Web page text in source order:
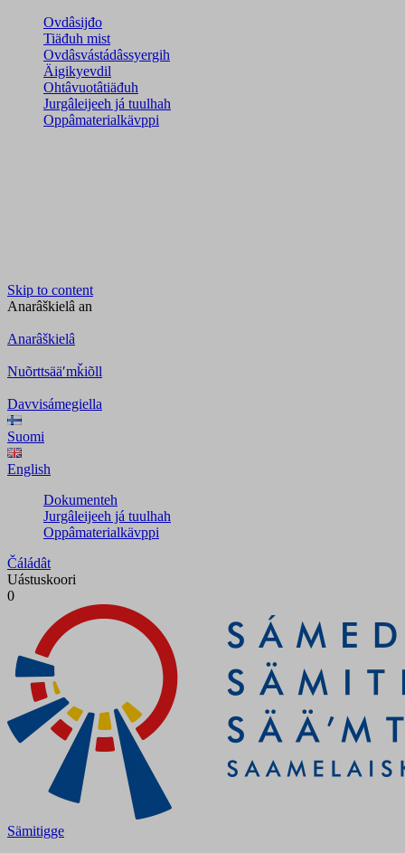
Ovdâsijđo
Tiäđuh mist
Ovdâsvástádâssyergih
Äigikyevdil
Ohtâvuotâtiäđuh
Jurgâleijeeh já tuulhah
Oppâmaterialkävppi
Skip to content
Anarâškielâ an
Anarâškielâ
Nuõrttsääʹmǩiõll
Davvisámegiella
Suomi
English
Dokumenteh
Jurgâleijeeh já tuulhah
Oppâmaterialkävppi
Čáládât
Uástuskoori
0
Sämitigge